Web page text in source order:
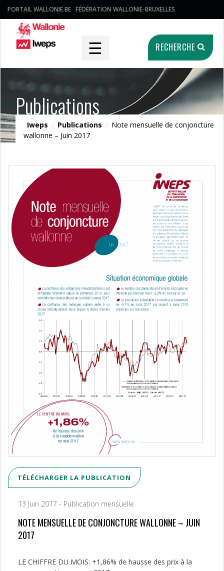
PORTAIL WALLONIE.BE FÉDÉRATION WALLONIE-BRUXELLES
☰ RECHERCHE
Publications
Iweps / Publications / Note mensuelle de conjoncture
wallonne – Juin 2017
TÉLÉCHARGER LA PUBLICATION
13 Juin 2017 - Publication mensuelle
NOTE MENSUELLE DE CONJONCTURE WALLONNE – JUIN
2017
LE CHIFFRE DU MOIS: +1,86% de hausse des prix à la